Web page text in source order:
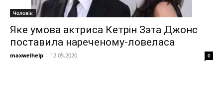
Чоловік
Яке умова актриса Кетрін Зэта Джонс
поставила нареченому-ловеласа
maxwelhelp - 12.05.2020 0